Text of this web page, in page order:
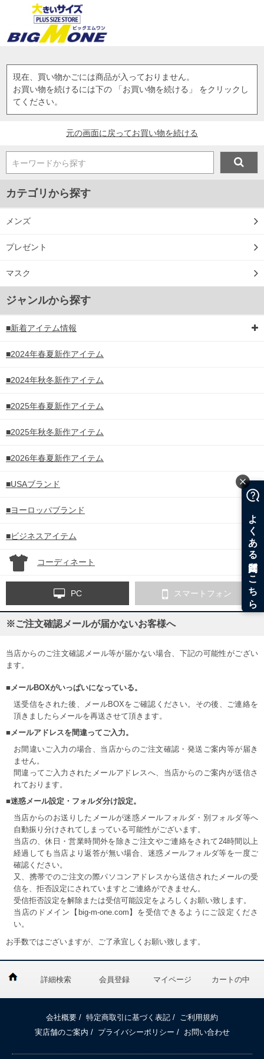
現在、買い物かごには商品が入っておりません。
お買い物を続けるには下の 「お買い物を続ける」 をクリックし
てください。
元の画面に戻ってお買い物を続ける
キーワードから探す
カテゴリから探す
メンズ
プレゼント
マスク
ジャンルから探す
■新着アイテム情報
■2024年春夏新作アイテム
■2024年秋冬新作アイテム
■2025年春夏新作アイテム
■2025年秋冬新作アイテム
■2026年春夏新作アイテム
■USAブランド
■ヨーロッパブランド
■ビジネスアイテム
コーディネート
PC スマートフォン
※ご注文確認メールが届かないお客様へ
当店からのご注文確認メール等が届かない場合、下記の可能性がござい
ます。
■メールBOXがいっぱいになっている。
送受信をされた後、メールBOXをご確認ください。その後、ご連絡を
頂きましたらメールを再送させて頂きます。
■メールアドレスを間違ってご入力。
お間違いご入力の場合、当店からのご注文確認・発送ご案内等が届き
ません。
間違ってご入力されたメールアドレスへ、当店からのご案内が送信さ
れております。
■迷惑メール設定・フォルダ分け設定。
当店からのお送りしたメールが迷惑メールフォルダ・別フォルダ等へ
自動振り分けされてしまっている可能性がございます。
当店の、休日・営業時間外を除きご注文やご連絡をされて24時間以上
経過しても当店より返答が無い場合、迷惑メールフォルダ等を一度ご
確認ください。
又、携帯でのご注文の際パソコンアドレスから送信されたメールの受
信を、拒否設定にされていますとご連絡ができません。
受信拒否設定を解除または受信可能設定をよろしくお願い致します。
当店のドメイン【big-m-one.com】を受信できるようにご設定くださ
い。
お手数ではございますが、ご了承宜しくお願い致します。
詳細検索 会員登録 マイページ カートの中
会社概要 / 特定商取引に基づく表記 /
ご利用規約
実店舗のご案内 / プライバシーポリシー / お問い合わせ